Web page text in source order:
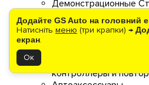
Додайте GS Auto на головний
Натисніть меню (три крапки) →
екран.
Ок
Демонстрационные
Рамки для
Электроника
контроллеры и